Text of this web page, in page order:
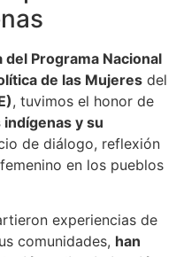
Programa Nacional
de las Mujeres del
, tuvimos el honor de
y su
de diálogo, reflexión
en los pueblos
experiencias de
comunidades, han